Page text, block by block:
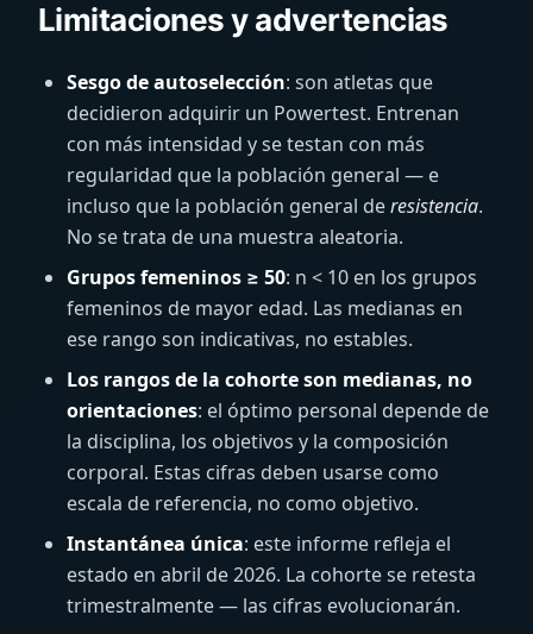
Limitaciones y advertencias
Sesgo de autoselección: son atletas que
decidieron adquirir un Powertest. Entrenan
con más intensidad y se testan con más
regularidad que la población general — e
incluso que la población general deresistencia.
No se trata de una muestra aleatoria.
Grupos femeninos ≥ 50: n < 10 en los grupos
femeninos de mayor edad. Las medianas en
ese rango son indicativas, no estables.
Los rangos de la cohorte son medianas, no
orientaciones: el óptimo personal depende de
la disciplina, los objetivos y la composición
corporal. Estas cifras deben usarse como
escala de referencia, no como objetivo.
Instantánea única: este informe refleja el
estado en abril de 2026. La cohorte se retesta
trimestralmente — las cifras evolucionarán.